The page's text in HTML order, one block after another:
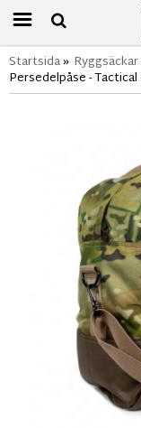
Startsida» Ryggsäckar
Persedelpåse -